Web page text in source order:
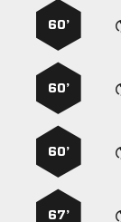
60’
60’
60’
67’